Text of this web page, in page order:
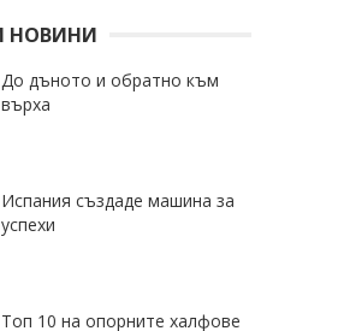
НОВИНИ
До дъното и обратно към
върха
Испания създаде машина за
успехи
Топ 10 на опорните халфове